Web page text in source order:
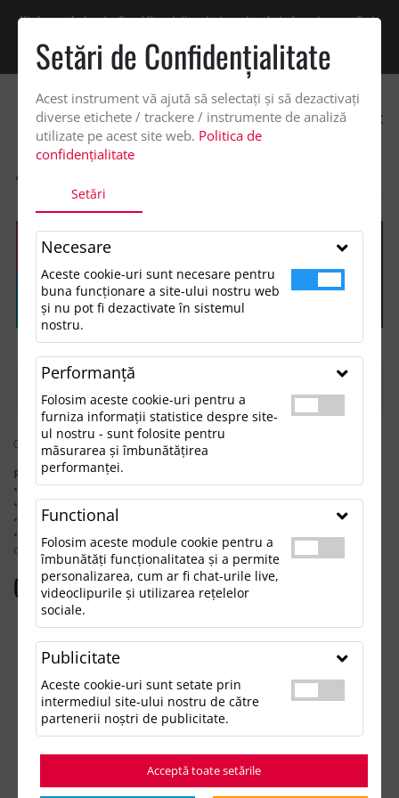
Vindem exclusiv catre firme! Ne puteti contacta pentru oferta de pret personalizata
discount suplimentar de 2% -Cumpără acum!
ACASA
0 rezultate pentru: "setdecoloratdecraciunrupler"
Pentru a găsi produsul dorit, încearcă următoarele:
• Verifică dacă ai scris corect termenii.
• Încearcă să foloseşti sinonime.
• Încearcă din nou, folosind o căutare mai generală.
• Ne poţi contacta telefonic la 021.336.03.32 sau prin email la
office@updateadv.ro şi te ajutăm să găseşti produsul dorit.
Categorii populare
Accesorii birou
Accesorii mancare si bautura
Accesorii Tech si Gadgeturi
Haine de Munca
Imbracaminte si Accesorii
Lifestyle si Timp Liber
Ocazii și Evenimente Tematice
Setări de Confidenţialitate
Acest instrument vă ajută să selectați și să dezactivați
diverse etichete / trackere / instrumente de analiză
utilizate pe acest site web. Politica de
confidențialitate
Setări
Necesare
Aceste cookie-uri sunt necesare pentru
buna funcționare a site-ului nostru web
și nu pot fi dezactivate în sistemul
nostru.
Performanţă
Folosim aceste cookie-uri pentru a
furniza informații statistice despre site-
ul nostru - sunt folosite pentru
măsurarea și îmbunătățirea
performanței.
Functional
Folosim aceste module cookie pentru a
îmbunătăți funcționalitatea și a permite
personalizarea, cum ar fi chat-urile live,
videoclipurile și utilizarea rețelelor
sociale.
Publicitate
Aceste cookie-uri sunt setate prin
intermediul site-ului nostru de către
partenerii noștri de publicitate.
Acceptă toate setările